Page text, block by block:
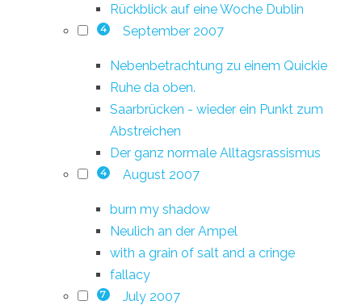
Rückblick auf eine Woche Dublin
4 September 2007
Nebenbetrachtung zu einem Quickie
Ruhe da oben.
Saarbrücken - wieder ein Punkt zum
Abstreichen
Der ganz normale Alltagsrassismus
4 August 2007
burn my shadow
Neulich an der Ampel
with a grain of salt and a cringe
fallacy
7 July 2007